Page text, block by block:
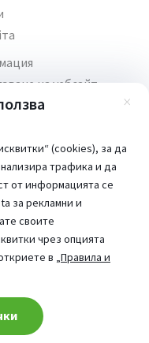
(cookies), за да
трафика и да
от информацията се
за рекламни и
своите
чрез опцията
в „Правила и
на уебсайт
ни